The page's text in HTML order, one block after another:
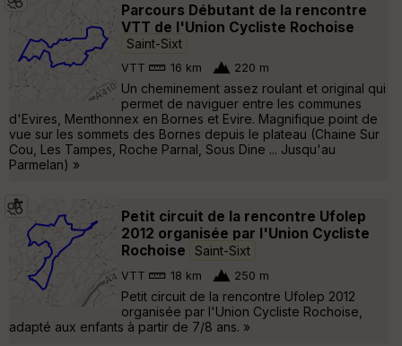
Parcours Débutant de la rencontre
VTT de l'Union Cycliste Rochoise
Saint-Sixt
VTT 16 km 220 m
Un cheminement assez roulant et original qui
permet de naviguer entre les communes
d'Evires, Menthonnex en Bornes et Evire. Magnifique point de
vue sur les sommets des Bornes depuis le plateau (Chaine Sur
Cou, Les Tampes, Roche Parnal, Sous Dine ... Jusqu'au
Parmelan) »
Petit circuit de la rencontre Ufolep
2012 organisée par l'Union Cycliste
Rochoise
Saint-Sixt
VTT 18 km 250 m
Petit circuit de la rencontre Ufolep 2012
organisée par l'Union Cycliste Rochoise,
adapté aux enfants à partir de 7/8 ans. »